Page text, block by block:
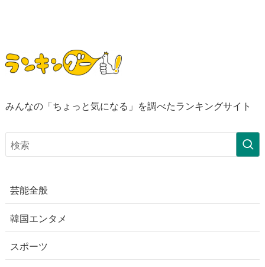
みんなの「ちょっと気になる」を調べたランキングサイト
芸能全般
韓国エンタメ
スポーツ